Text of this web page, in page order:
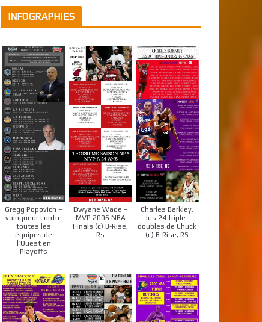
INFOGRAPHIES
Gregg Popovich –
vainqueur contre
toutes les
équipes de
l’Ouest en
Playoffs
Dwyane Wade –
MVP 2006 NBA
Finals (c) B-Rise,
Rs
Charles Barkley,
les 24 triple-
doubles de Chuck
(c) B-Rise, RS